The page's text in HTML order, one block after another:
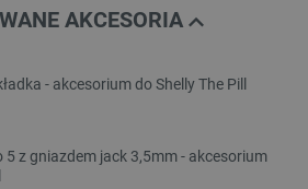
AKCESORIA
- akcesorium do Shelly The Pill
5 z gniazdem jack 3,5mm - akcesorium